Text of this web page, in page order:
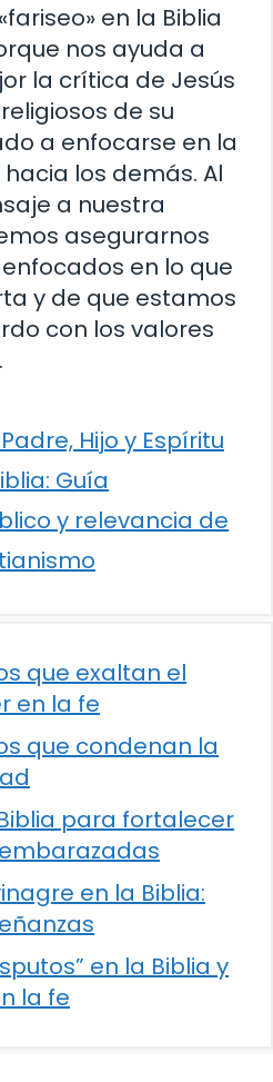
en la Biblia
nos ayuda a
la crítica de Jesús
de su
a enfocarse en la
los demás. Al
a nuestra
asegurarnos
en lo que
y de que estamos
con los valores
Hijo y Espíritu
Guía
y relevancia de
que exaltan el
en la fe
que condenan la
para fortalecer
en la Biblia:
en la Biblia y
la fe